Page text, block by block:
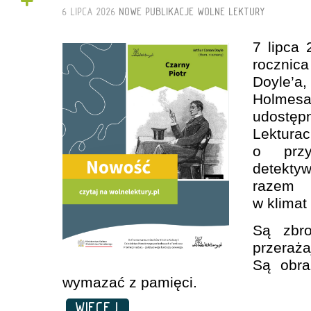
6 LIPCA 2026 NOWE PUBLIKACJE WOLNE LEKTURY
7 lipca
o
razem
w
Są
Są
wymazać z pamięci.